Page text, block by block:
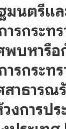
มนตรีแล
รกระทร
พบหารือ
รกระทร
สาธารณ
งการปร